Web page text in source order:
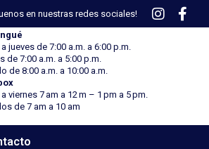
en nuestras redes sociales!
jueves de 7:00 a.m. a 6:00 p.m.
de 7:00 a.m. a 5:00 p.m.
de 8:00 a.m. a 10:00 a.m.
viernes 7 am a 12 m – 1 pm a 5 pm.
de 7 am a 10 am